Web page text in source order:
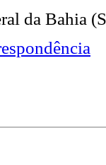
da Bahia